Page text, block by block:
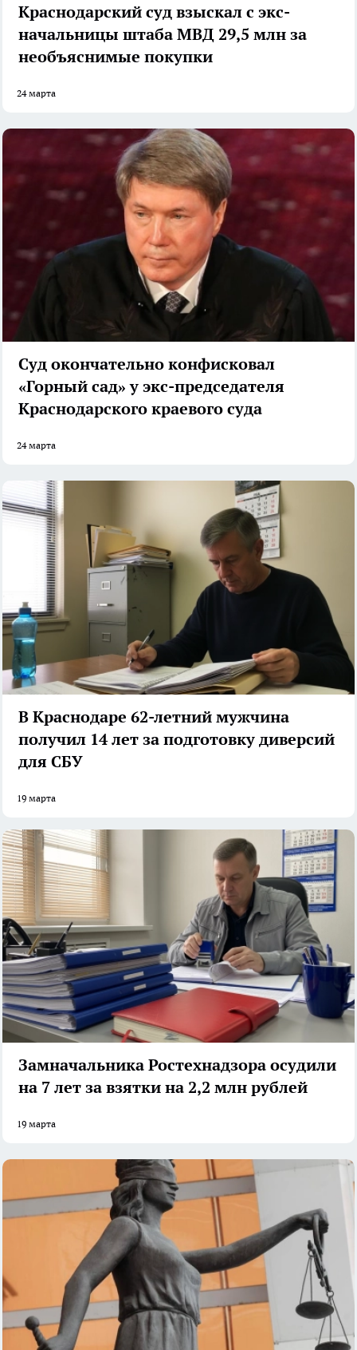
Краснодарский суд взыскал с экс-
начальницы штаба МВД 29,5 млн за
необъяснимые покупки
24 марта
Суд окончательно конфисковал
«Горный сад» у экс-председателя
Краснодарского краевого суда
24 марта
В Краснодаре 62-летний мужчина
получил 14 лет за подготовку диверсий
для СБУ
19 марта
Замначальника Ростехнадзора осудили
на 7 лет за взятки на 2,2 млн рублей
19 марта